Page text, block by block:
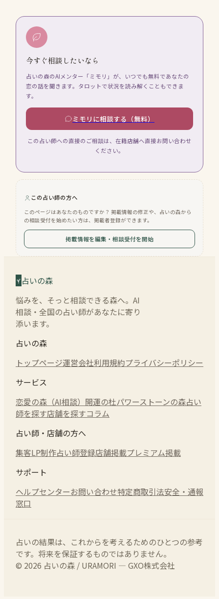
今すぐ相談したいなら
占いの森のAIメンター「ミモリ」が、いつでも無料であなたの
恋の話を聞きます。タロットで状況を読み解くこともできま
す。
ミモリに相談する（無料）
この占い師への直接のご相談は、在籍店舗へ直接お問い合わせ
ください。
この占い師の方へ
このページはあなたのものですか？ 掲載情報の修正や、占いの森から
の相談受付を始めたい方は、掲載者登録ができます。
掲載情報を編集・相談受付を開始
占いの森
悩みを、そっと相談できる森へ。AI
相談・全国の占い師があなたに寄り
添います。
占いの森
トップページ運営会社利用規約プライバシーポリシー
サービス
恋愛の森（AI相談） 開運の杜パワーストーンの森占い
師を探す店舗を探すコラム
占い師・店舗の方へ
集客LP制作占い師登録店舗掲載プレミアム掲載
サポート
ヘルプセンターお問い合わせ特定商取引法安全・通報
窓口
占いの結果は、これからを考えるためのひとつの参考
です。将来を保証するものではありません。
© 2026 占いの森 / URAMORI — GXO株式会社